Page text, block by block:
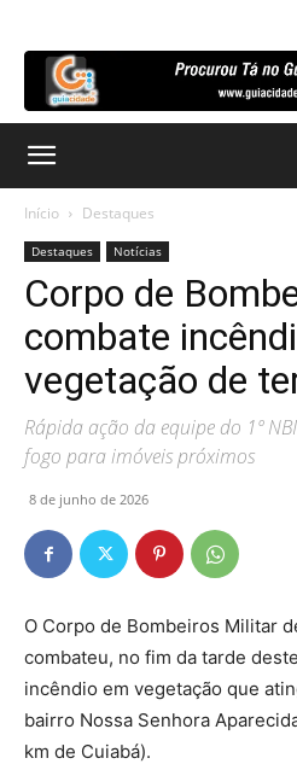
Início Destaques
Destaques Notícias
Corpo de
combate
vegetação de
Rápida ação da equipe do 1º
fogo para imóveis próximos
8 de junho de 2026
O Corpo de Bombeiros Militar
combateu, no fim da tarde
incêndio em vegetação que
bairro Nossa Senhora
km de Cuiabá).